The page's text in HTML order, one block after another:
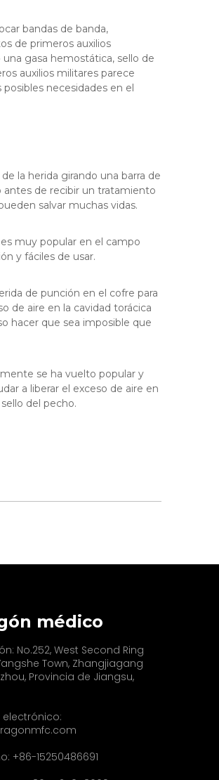
bandas de banda,
de primeros auxilios
gasa hemostática, sello de
auxilios militares parece
necesidades en el
la herida girando una barra de
antes de recibir un tratamiento
salvar muchas vidas.
muy popular en el campo
y fáciles de usar.
de punción en el cofre para
de aire en la cavidad torácica
hacer que sea imposible que
se ha vuelto popular y
a liberar el exceso de aire en
del pecho.
médico
No.252, West Second Ring
Town, Zhangjiagang
Provincia de Jiangsu,
electrónico:
+86-15250486691